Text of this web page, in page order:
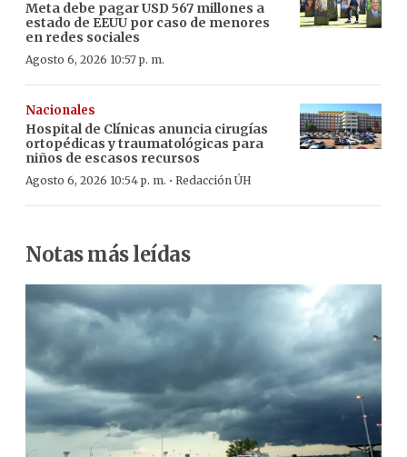
Meta debe pagar USD 567 millones a
estado de EEUU por caso de menores
en redes sociales
Agosto 6, 2026 10:57 p. m.
Nacionales
Hospital de Clínicas anuncia cirugías
ortopédicas y traumatológicas para
niños de escasos recursos
Agosto 6, 2026 10:54 p. m. · Redacción ÚH
Notas más leídas